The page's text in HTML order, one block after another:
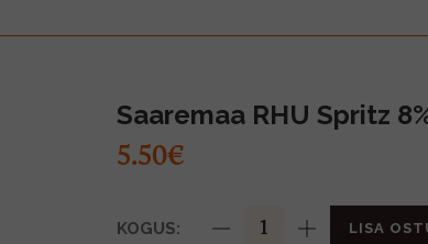
Saaremaa RHU Spritz
5.50€
KOGUS: LISA